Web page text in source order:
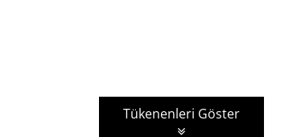
Tükenenleri Göster